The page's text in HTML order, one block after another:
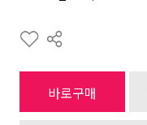
바로구매